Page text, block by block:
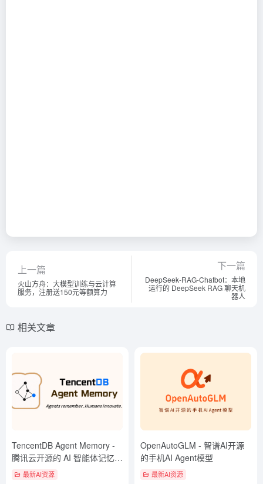
上一篇
火山方舟：大模型训练与云计算
服务，注册送150元等额算力
下一篇
DeepSeek-RAG-Chatbot：本地
运行的 DeepSeek RAG 聊天机
器人
相关文章
TencentDB Agent Memory -
腾讯云开源的 AI 智能体记忆工
具 最新AI资源
OpenAutoGLM - 智谱AI开源
的手机AI Agent模型
最新AI资源